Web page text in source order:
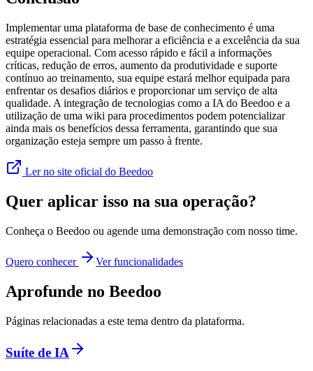
Implementar uma plataforma de base de conhecimento é uma
estratégia essencial para melhorar a eficiência e a excelência da sua
equipe operacional. Com acesso rápido e fácil a informações
críticas, redução de erros, aumento da produtividade e suporte
contínuo ao treinamento, sua equipe estará melhor equipada para
enfrentar os desafios diários e proporcionar um serviço de alta
qualidade. A integração de tecnologias como a IA do Beedoo e a
utilização de uma wiki para procedimentos podem potencializar
ainda mais os benefícios dessa ferramenta, garantindo que sua
organização esteja sempre um passo à frente.
Ler no site oficial do Beedoo
Quer aplicar isso na sua operação?
Conheça o Beedoo ou agende uma demonstração com nosso time.
Quero conhecer Ver funcionalidades
Aprofunde no Beedoo
Páginas relacionadas a este tema dentro da plataforma.
Suíte de IA